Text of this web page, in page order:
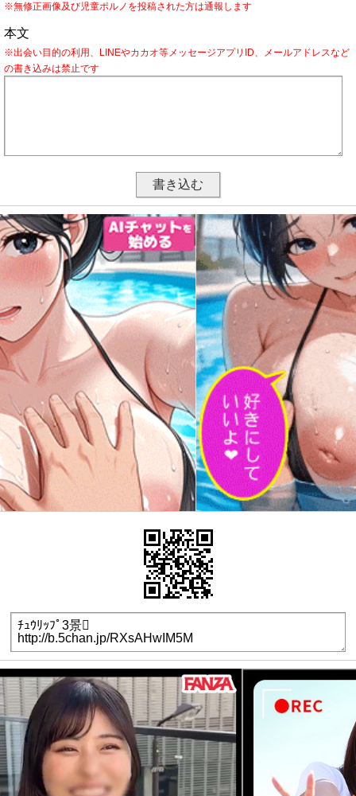
※無修正画像及び児童ポルノを投稿された方は通報します
本文
※出会い目的の利用、LINEやカカオ等メッセージアプリID、メールアドレスなど
の書き込みは禁止です